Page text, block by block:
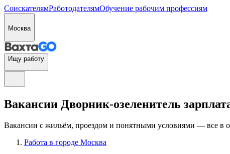
СоискателямРаботодателямОбучение рабочим профессиям
Москва
Ищу работу
Вакансии Дворник-озеленитель
Вакансии с жильём, проездом и понятными условиями — все в
Работа в городе Москва